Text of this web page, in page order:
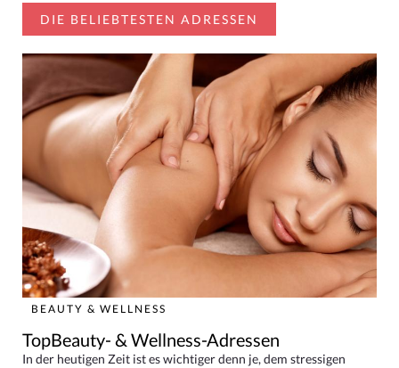
DIE BELIEBTESTEN ADRESSEN
BEAUTY & WELLNESS
TopBeauty- & Wellness-Adressen
In der heutigen Zeit ist es wichtiger denn je, dem stressigen